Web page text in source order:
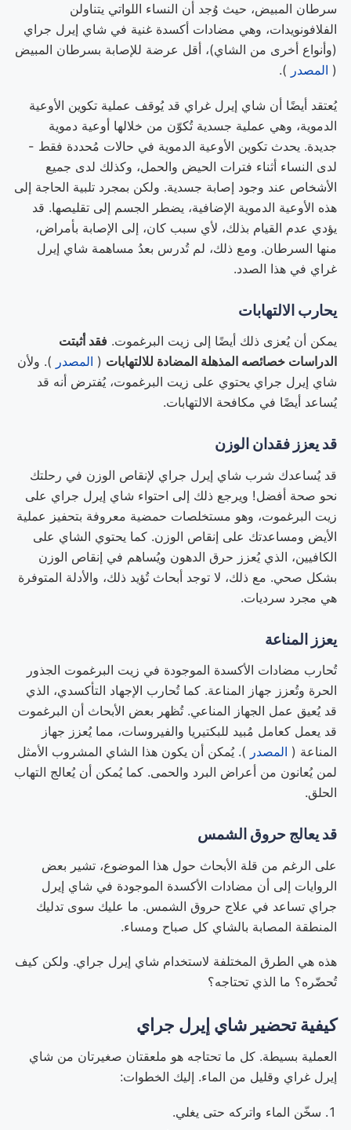
سرطان المبيض، حيث وُجد أن النساء اللواتي يتناولن
الفلافونويدات، وهي مضادات أكسدة غنية في شاي إيرل جراي
(وأنواع أخرى من الشاي)، أقل عرضة للإصابة بسرطان المبيض
( المصدر ).
يُعتقد أيضًا أن شاي إيرل غراي قد يُوقف عملية تكوين الأوعية
الدموية، وهي عملية جسدية تُكوّن من خلالها أوعية دموية
جديدة. يحدث تكوين الأوعية الدموية في حالات مُحددة فقط -
لدى النساء أثناء فترات الحيض والحمل، وكذلك لدى جميع
الأشخاص عند وجود إصابة جسدية. ولكن بمجرد تلبية الحاجة إلى
هذه الأوعية الدموية الإضافية، يضطر الجسم إلى تقليصها. قد
يؤدي عدم القيام بذلك، لأي سبب كان، إلى الإصابة بأمراض،
منها السرطان. ومع ذلك، لم تُدرس بعدُ مساهمة شاي إيرل
غراي في هذا الصدد.
يحارب الالتهابات
يمكن أن يُعزى ذلك أيضًا إلى زيت البرغموت. فقد أثبتت
الدراسات خصائصه المذهلة المضادة للالتهابات ( المصدر ). ولأن
شاي إيرل جراي يحتوي على زيت البرغموت، يُفترض أنه قد
يُساعد أيضًا في مكافحة الالتهابات.
قد يعزز فقدان الوزن
قد يُساعدك شرب شاي إيرل جراي لإنقاص الوزن في رحلتك
نحو صحة أفضل! ويرجع ذلك إلى احتواء شاي إيرل جراي على
زيت البرغموت، وهو مستخلصات حمضية معروفة بتحفيز عملية
الأيض ومساعدتك على إنقاص الوزن. كما يحتوي الشاي على
الكافيين، الذي يُعزز حرق الدهون ويُساهم في إنقاص الوزن
بشكل صحي. مع ذلك، لا توجد أبحاث تُؤيد ذلك، والأدلة المتوفرة
هي مجرد سرديات.
يعزز المناعة
تُحارب مضادات الأكسدة الموجودة في زيت البرغموت الجذور
الحرة وتُعزز جهاز المناعة. كما تُحارب الإجهاد التأكسدي، الذي
قد يُعيق عمل الجهاز المناعي. تُظهر بعض الأبحاث أن البرغموت
قد يعمل كعامل مُبيد للبكتيريا والفيروسات، مما يُعزز جهاز
المناعة ( المصدر ). يُمكن أن يكون هذا الشاي المشروب الأمثل
لمن يُعانون من أعراض البرد والحمى. كما يُمكن أن يُعالج التهاب
الحلق.
قد يعالج حروق الشمس
على الرغم من قلة الأبحاث حول هذا الموضوع، تشير بعض
الروايات إلى أن مضادات الأكسدة الموجودة في شاي إيرل
جراي تساعد في علاج حروق الشمس. ما عليك سوى تدليك
المنطقة المصابة بالشاي كل صباح ومساء.
هذه هي الطرق المختلفة لاستخدام شاي إيرل جراي. ولكن كيف
تُحضّره؟ ما الذي تحتاجه؟
كيفية تحضير شاي إيرل جراي
العملية بسيطة. كل ما تحتاجه هو ملعقتان صغيرتان من شاي
إيرل غراي وقليل من الماء. إليك الخطوات:
سخّن الماء واتركه حتى يغلي.